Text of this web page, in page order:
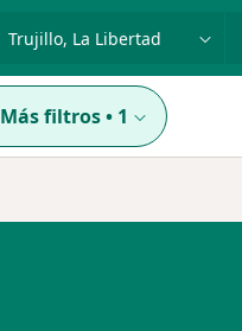
Más filtros• 1